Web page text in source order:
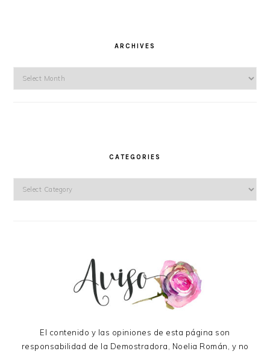
ARCHIVES
CATEGORIES
El contenido y las opiniones de esta página son
responsabilidad de la Demostradora, Noelia Román, y no